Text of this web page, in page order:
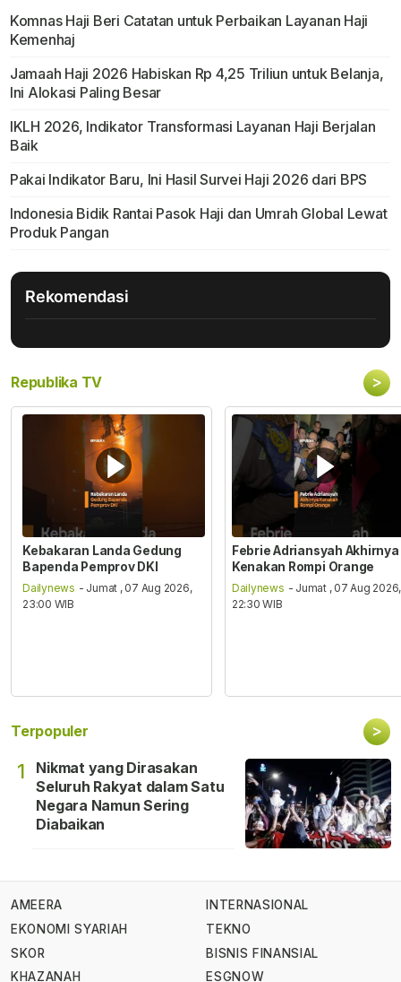
Komnas Haji Beri Catatan untuk Perbaikan Layanan Haji
Kemenhaj
Jamaah Haji 2026 Habiskan Rp 4,25 Triliun untuk Belanja,
Ini Alokasi Paling Besar
IKLH 2026, Indikator Transformasi Layanan Haji Berjalan
Baik
Pakai Indikator Baru, Ini Hasil Survei Haji 2026 dari BPS
Indonesia Bidik Rantai Pasok Haji dan Umrah Global Lewat
Produk Pangan
Rekomendasi
Republika TV >
Kebakaran Landa Gedung
Bapenda Pemprov DKI
Dailynews - Jumat , 07 Aug 2026,
23:00 WIB
Febrie Adriansyah Akhirnya
Kenakan Rompi Orange
Dailynews - Jumat , 07 Aug 2026,
22:30 WIB
Terpopuler >
1
Nikmat yang Dirasakan
Seluruh Rakyat dalam Satu
Negara Namun Sering
Diabaikan
AMEERA
EKONOMI SYARIAH
SKOR
KHAZANAH
INTERNASIONAL
TEKNO
BISNIS FINANSIAL
ESGNOW